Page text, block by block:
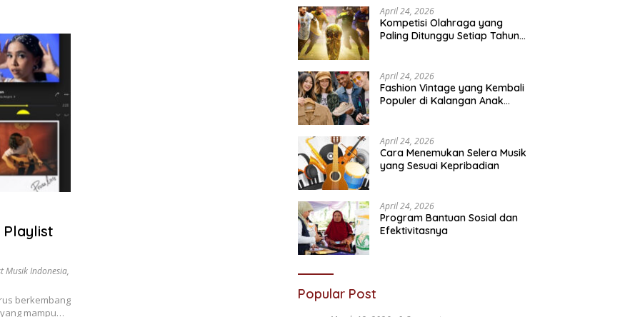
Playlist
Musik Indonesia,
berkembang
mampu…
April 24, 2026
Kompetisi Olahraga yang
Paling Ditunggu Setiap Tahun
April 24, 2026
Fashion Vintage yang Kembali
Populer di Kalangan Anak
April 24, 2026
Cara Menemukan Selera Musik
yang Sesuai Kepribadian
April 24, 2026
Program Bantuan Sosial dan
Efektivitasnya
Popular Post